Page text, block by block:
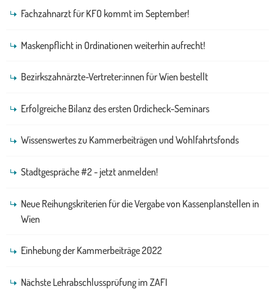
Fachzahnarzt für KFO kommt im September!
Maskenpflicht in Ordinationen weiterhin aufrecht!
Bezirkszahnärzte-Vertreter:innen für Wien bestellt
Erfolgreiche Bilanz des ersten Ordicheck-Seminars
Wissenswertes zu Kammerbeiträgen und Wohlfahrtsfonds
Stadtgespräche #2 - jetzt anmelden!
Neue Reihungskriterien für die Vergabe von Kassenplanstellen in
Wien
Einhebung der Kammerbeiträge 2022
Nächste Lehrabschlussprüfung im ZAFI